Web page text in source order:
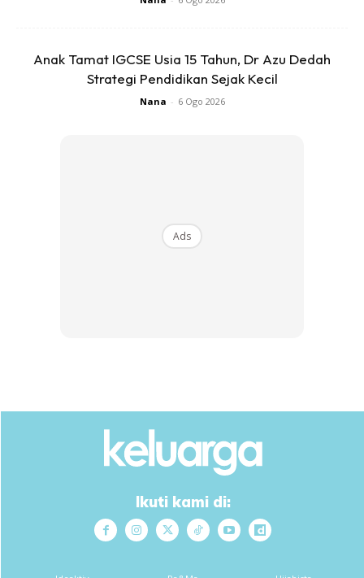
Seperti yang dinyatakan di atas, siraman paling ideal dilakukan
Ads
pagi. Jadi, air yang dibekalkan dan di gunakan sepenuhnya
untuk kitaran fotosintesis menghasilkan makanan mengikut
keperluan tanaman.
memuncak. Ia dikhuatiri dapat membakar tanaman. Ia akan
Anak Tamat IGCSE Usia 15 Tahun, Dr Azu Dedah
Strategi Pendidikan Sejak Kecil
Nana - 6 Ogo 2026
Ads
Ikuti kami di: